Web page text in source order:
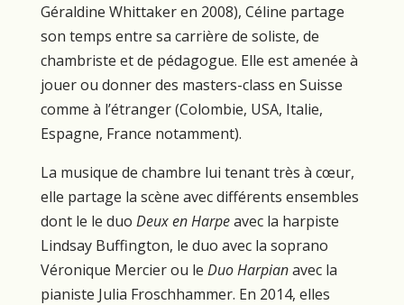
Géraldine Whittaker en 2008), Céline partage
son temps entre sa carrière de soliste, de
chambriste et de pédagogue. Elle est amenée à
jouer ou donner des masters-class en Suisse
comme à l’étranger (Colombie, USA, Italie,
Espagne, France notamment).
La musique de chambre lui tenant très à cœur,
elle partage la scène avec différents ensembles
dont le le duo Deux en Harpeavec la harpiste
Lindsay Buffington, le duo avec la soprano
Véronique Mercier ou le Duo Harpianavec la
pianiste Julia Froschhammer. En 2014, elles